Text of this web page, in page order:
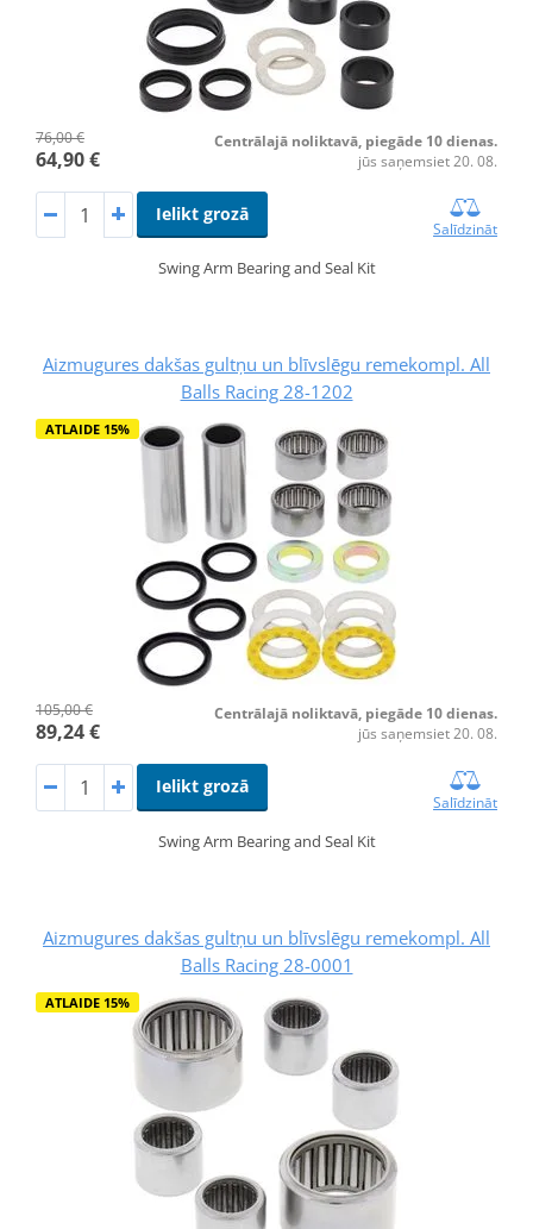
76,00 €
64,90 €
Centrālajā noliktavā, piegāde 10 dienas.
jūs saņemsiet 20. 08.
Ielikt grozā
Salīdzināt
Swing Arm Bearing and Seal Kit
Aizmugures dakšas gultņu un blīvslēgu remekompl. All
Balls Racing 28-1202
ATLAIDE 15%
105,00 €
89,24 €
Centrālajā noliktavā, piegāde 10 dienas.
jūs saņemsiet 20. 08.
Ielikt grozā
Salīdzināt
Swing Arm Bearing and Seal Kit
Aizmugures dakšas gultņu un blīvslēgu remekompl. All
Balls Racing 28-0001
ATLAIDE 15%